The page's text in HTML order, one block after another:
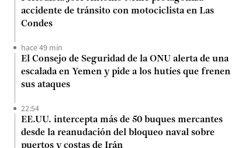
accidente de tránsito con motociclista en Las
Condes
hace 49 min
El Consejo de Seguridad de la ONU alerta de una
escalada en Yemen y pide a los hutíes que frenen
sus ataques
22:54
EE.UU. intercepta más de 50 buques mercantes
desde la reanudación del bloqueo naval sobre
puertos y costas de Irán